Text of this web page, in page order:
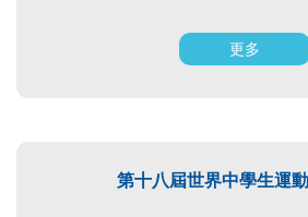
更多
第十八屆世界中學生運